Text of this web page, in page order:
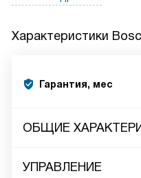
Характеристики
Гарантия, мес
ОБЩИЕ
УПРАВЛЕНИЕ